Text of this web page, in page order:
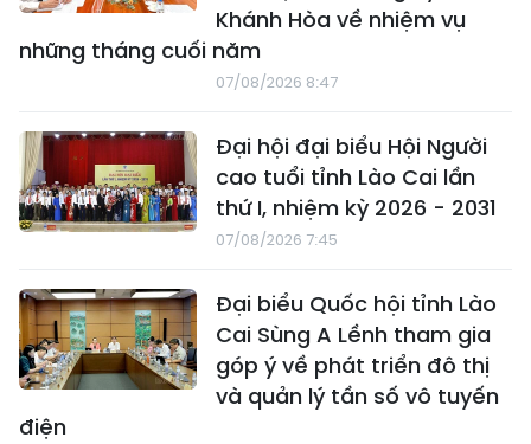
Khánh Hòa về nhiệm vụ
những tháng cuối năm
07/08/2026 8:47
Đại hội đại biểu Hội Người
cao tuổi tỉnh Lào Cai lần
thứ I, nhiệm kỳ 2026 - 2031
07/08/2026 7:45
Đại biểu Quốc hội tỉnh Lào
Cai Sùng A Lềnh tham gia
góp ý về phát triển đô thị
và quản lý tần số vô tuyến
điện